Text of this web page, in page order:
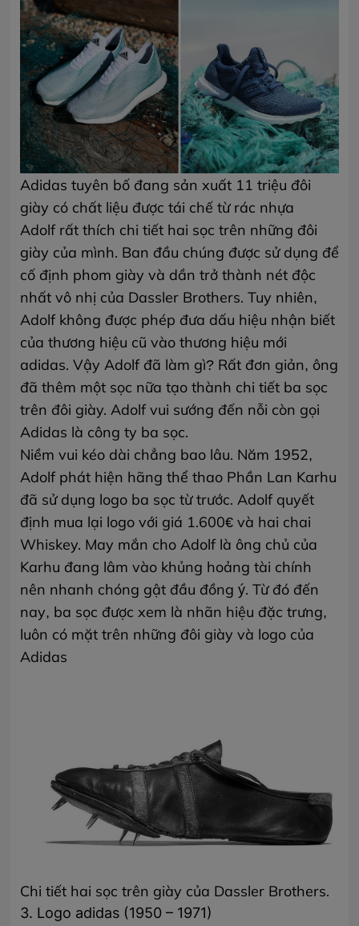
Adidas tuyên bố đang sản xuất 11 triệu đôi
giày có chất liệu được tái chế từ rác nhựa
Adolf rất thích chi tiết hai sọc trên những đôi
giày của mình. Ban đầu chúng được sử dụng để
cố định phom giày và dần trở thành nét độc
nhất vô nhị của Dassler Brothers. Tuy nhiên,
Adolf không được phép đưa dấu hiệu nhận biết
của thương hiệu cũ vào thương hiệu mới
adidas. Vậy Adolf đã làm gì? Rất đơn giản, ông
đã thêm một sọc nữa tạo thành chi tiết ba sọc
trên đôi giày. Adolf vui sướng đến nỗi còn gọi
Adidas là công ty ba sọc.
Niềm vui kéo dài chẳng bao lâu. Năm 1952,
Adolf phát hiện hãng thể thao Phần Lan Karhu
đã sử dụng logo ba sọc từ trước. Adolf quyết
định mua lại logo với giá 1.600€ và hai chai
Whiskey. May mắn cho Adolf là ông chủ của
Karhu đang lâm vào khủng hoảng tài chính
nên nhanh chóng gật đầu đồng ý. Từ đó đến
nay, ba sọc được xem là nhãn hiệu đặc trưng,
luôn có mặt trên những đôi giày và logo của
Adidas
Chi tiết hai sọc trên giày của Dassler Brothers.
3. Logo adidas (1950 – 1971)